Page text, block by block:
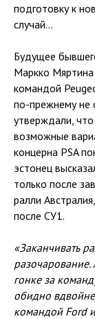
подготовку к
случай...
Будущее
Маркко Мяртина
командой
по-прежнему не
утверждали,
возможные
концерна PSA
эстонец
только после
ралли
после СУ1.
«Заканчивать
разочарование.
гонке за
обидно
командой Ford